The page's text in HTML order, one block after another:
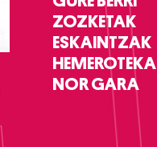
ZOZKETAK
ESKAINTZAK
HEMEROTEKA
NOR GARA